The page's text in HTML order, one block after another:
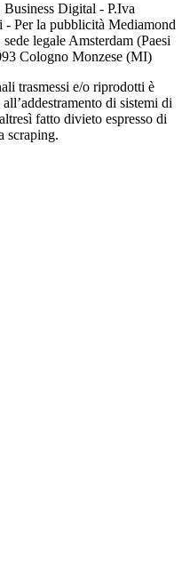
Digital - P.Iva
Per la pubblicità Mediamond
legale Amsterdam (Paesi
Cologno Monzese (MI)
trasmessi e/o riprodotti è
di sistemi di
fatto divieto espresso di
scraping.